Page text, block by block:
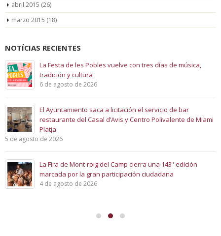
abril 2015 (26)
marzo 2015 (18)
NOTÍCIAS RECIENTES
La Festa de les Pobles vuelve con tres días de música,
tradición y cultura
6 de agosto de 2026
El Ayuntamiento saca a licitación el servicio de bar
restaurante del Casal d’Avis y Centro Polivalente de Miami
Platja
5 de agosto de 2026
La Fira de Mont-roig del Camp cierra una 143ª edición
marcada por la gran participación ciudadana
4 de agosto de 2026